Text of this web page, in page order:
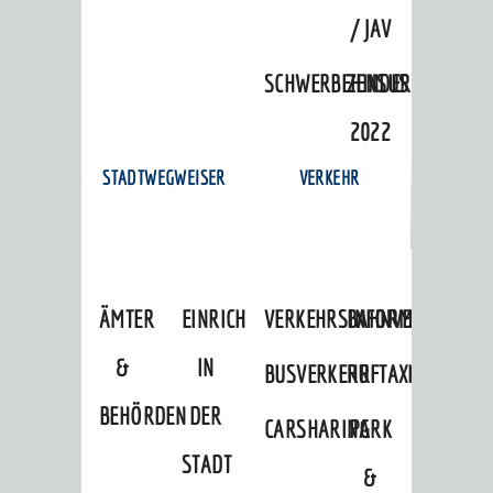
/ JAV
ZENSUS
2022
STADTWEGWEISER
ÄMTER
&
BEHÖRDEN
EINRICHTUNGEN
IN
DER
STADT
VERKEHR
VERKEHRSINFORMATIONEN
BAHNVERKEHR
BUSVERKEHRRUFTAXI
CARSHARINGPARK
&